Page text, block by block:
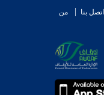
اتصل بنا
من